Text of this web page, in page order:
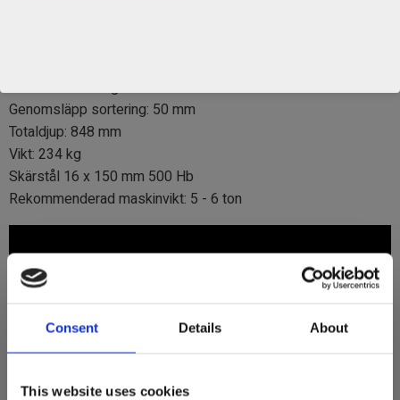
Consent Details About
This website uses cookies
Genomsläpp sortering: 50 mm
Totaldjup: 848 mm
Vikt: 234 kg
Skärstål 16 x 150 mm 500 Hb
Rekommenderad maskinvikt: 5 - 6 ton